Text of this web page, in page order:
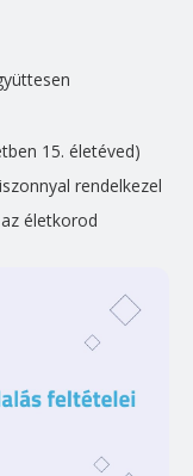
15. életéved)
rendelkezel
életkorod